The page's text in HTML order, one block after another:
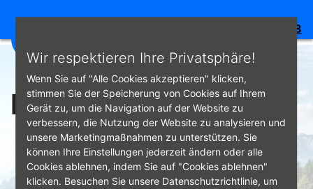
Wir respektieren Ihre Privatsphäre!
Wenn Sie auf "Alle Cookies akzeptieren" klicken,
stimmen Sie der Speicherung von Cookies auf Ihrem
Gerät zu, um die Navigation auf der Website zu
verbessern, die Nutzung der Website zu analysieren und
unsere Marketingmaßnahmen zu unterstützen. Sie
können Ihre Einstellungen jederzeit ändern oder alle
Cookies ablehnen, indem Sie auf "Cookies ablehnen"
klicken. Besuchen Sie unsere Datenschutzrichtlinie, um
Direkt zum Inhalt
4.8
Kontakt